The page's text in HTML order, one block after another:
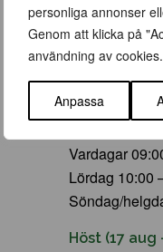
personliga annonser
Genom att klicka på
användning av cookies.
Anpassa
Vår (23 mars
Vardagar
Lördag 10:00
Söndag/
Vardagar
Lördag 10:00
Söndag/
Höst (17 aug